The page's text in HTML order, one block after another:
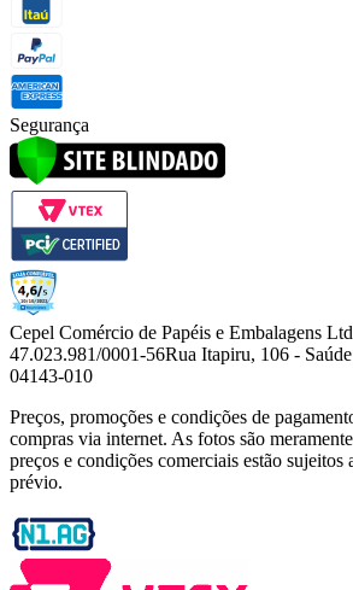
Segurança
Cepel Comércio de Papéis e Embalagens
47.023.981/0001-56Rua Itapiru, 106 -
04143-010
Preços, promoções e condições de
compras via internet. As fotos são
preços e condições comerciais estão sujeitos
prévio.